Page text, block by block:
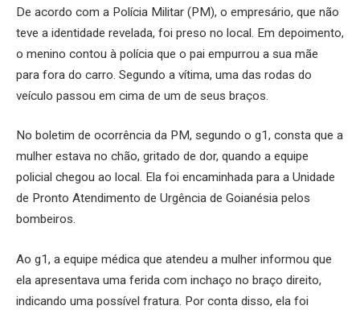
De acordo com a Polícia Militar (PM), o empresário, que não
teve a identidade revelada, foi preso no local. Em depoimento,
o menino contou à polícia que o pai empurrou a sua mãe
para fora do carro. Segundo a vítima, uma das rodas do
veículo passou em cima de um de seus braços.
No boletim de ocorrência da PM, segundo o g1, consta que a
mulher estava no chão, gritado de dor, quando a equipe
policial chegou ao local. Ela foi encaminhada para a Unidade
de Pronto Atendimento de Urgência de Goianésia pelos
bombeiros.
Ao g1, a equipe médica que atendeu a mulher informou que
ela apresentava uma ferida com inchaço no braço direito,
indicando uma possível fratura. Por conta disso, ela foi